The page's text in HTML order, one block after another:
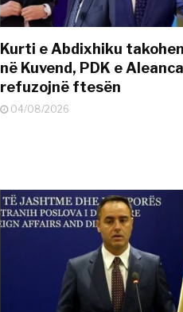
Kurti e Abdixhiku
në Kuvend, PDK e Aleanca
refuzojnë ftesën
04/08/2026